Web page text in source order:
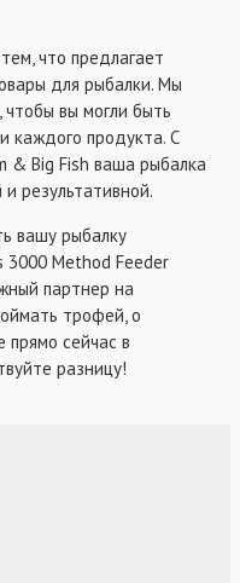
что предлагает
для рыбалки. Мы
вы могли быть
каждого продукта. С
& Big Fish ваша рыбалка
результативной.
вашу рыбалку
3000 Method Feeder
партнер на
трофей, о
прямо сейчас в
разницу!